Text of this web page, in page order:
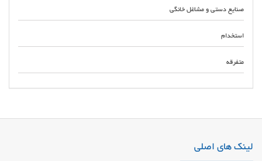
صنایع دستی و مشاغل خانگی
استخدام
متفرقه
فروشگاهی در تهران و کرج طراحی سایت فروشگاهی با کمترین زمان و بهترین قیمت
لینک های اصلی